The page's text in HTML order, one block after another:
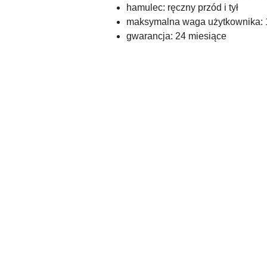
hamulec: ręczny przód i tył
maksymalna waga użytkownika:
gwarancja: 24 miesiące